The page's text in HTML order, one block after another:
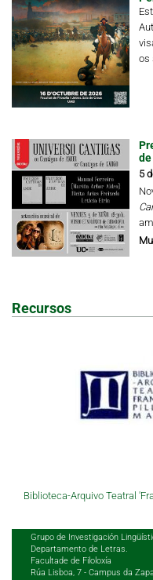
os
5
Recursos
Biblioteca-Arquivo Teatral
Grupo de Investigación
Departamento de Letras.
Facultade de Filoloxía
Rúa Lisboa, 7 - Campus da